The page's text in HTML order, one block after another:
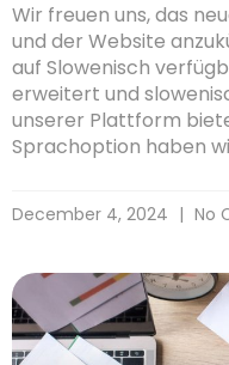
Wir freuen uns, das
und der Website
auf Slowenisch
erweitert und
unserer Plattform
Sprachoption haben
December 4, 2024 No